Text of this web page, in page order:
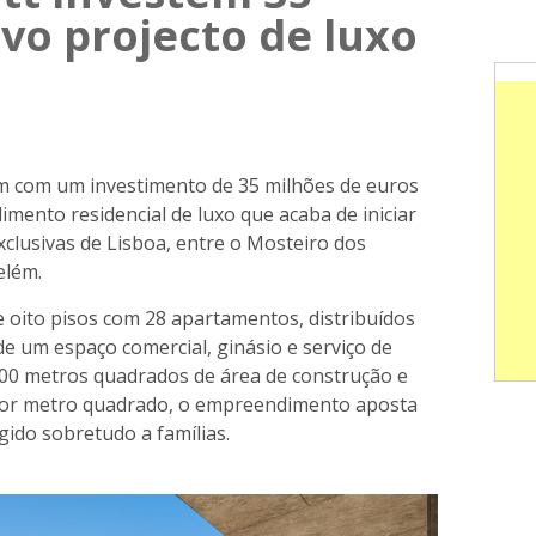
projecto de luxo
com um investimento de 35 milhões de euros
residencial de luxo que acaba de iniciar
de Lisboa, entre o Mosteiro dos
oito pisos com 28 apartamentos, distribuídos
um espaço comercial, ginásio e serviço de
metros quadrados de área de construção e
metro quadrado, o empreendimento aposta
sobretudo a famílias.